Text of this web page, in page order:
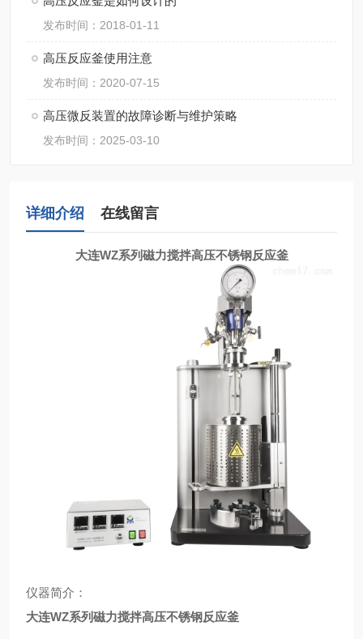
发布时间：2018-01-11
高压反应釜使用注意
发布时间：2020-07-15
高压微反装置的故障诊断与维护策略
发布时间：2025-03-10
详细介绍 在线留言
大连WZ系列磁力搅拌高压不锈钢反应釜
仪器简介：
大连WZ系列磁力搅拌高压不锈钢反应釜